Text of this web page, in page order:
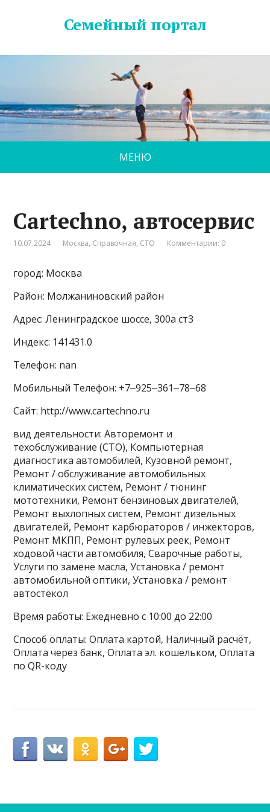
Семейный портал
МЕНЮ
Cartechno, автосервис
10.07.2024 Москва, Справочная, СТО Комментарии: 0
город: Москва
Район: Молжаниновский район
Адрес: Ленинградское шоссе, 300а ст3
Индекс: 141431.0
Телефон: nan
Мобильный Телефон: +7‒925‒361‒78‒68
Сайт: http://www.cartechno.ru
вид деятельности: Авторемонт и
техобслуживание (СТО), Компьютерная
диагностика автомобилей, Кузовной ремонт,
Ремонт / обслуживание автомобильных
климатических систем, Ремонт / тюнинг
мототехники, Ремонт бензиновых двигателей,
Ремонт выхлопных систем, Ремонт дизельных
двигателей, Ремонт карбюраторов / инжекторов,
Ремонт МКПП, Ремонт рулевых реек, Ремонт
ходовой части автомобиля, Сварочные работы,
Услуги по замене масла, Установка / ремонт
автомобильной оптики, Установка / ремонт
автостёкол
Время работы: Ежедневно с 10:00 до 22:00
Способ оплаты: Оплата картой, Наличный расчёт,
Оплата через банк, Оплата эл. кошельком, Оплата
по QR-коду